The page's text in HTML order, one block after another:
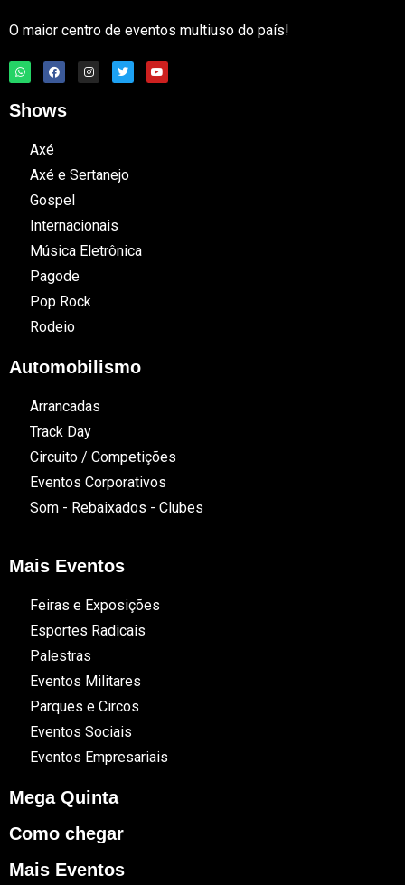
O maior centro de eventos multiuso do país!
Shows
Axé
Axé e Sertanejo
Gospel
Internacionais
Música Eletrônica
Pagode
Pop Rock
Rodeio
Automobilismo
Arrancadas
Track Day
Circuito / Competições
Eventos Corporativos
Som - Rebaixados - Clubes
Mais Eventos
Feiras e Exposições
Esportes Radicais
Palestras
Eventos Militares
Parques e Circos
Eventos Sociais
Eventos Empresariais
Mega Quinta
Como chegar
Mais Eventos